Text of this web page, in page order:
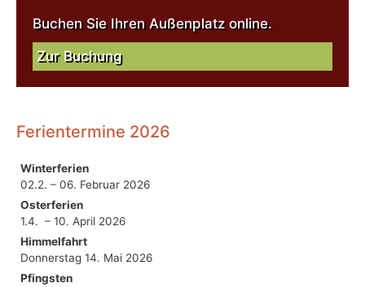
Buchen Sie Ihren Außenplatz online.
Zur Buchung
Ferientermine 2026
Winterferien
02.2. – 06. Februar 2026
Osterferien
1.4. – 10. April 2026
Himmelfahrt
Donnerstag 14. Mai 2026
Pfingsten